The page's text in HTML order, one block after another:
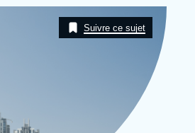
Nous soutenir
Proche-OrientSuivre ce sujet